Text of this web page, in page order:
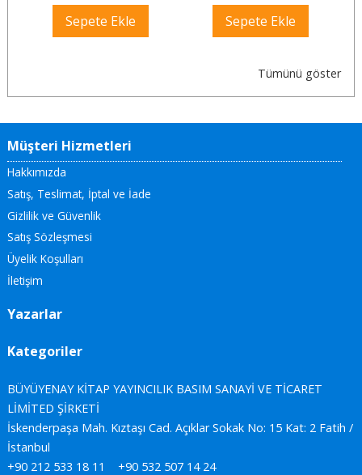
Sepete Ekle
Sepete Ekle
Tümünü göster
Müşteri Hizmetleri
Hakkımızda
Satış, Teslimat, İptal ve İade
Gizlilik ve Güvenlik
Satış Sözleşmesi
Üyelik Koşulları
İletişim
Yazarlar
Kategoriler
BÜYÜYENAY KİTAP YAYINCILIK BASIM SANAYİ VE TİCARET
LİMİTED ŞİRKETİ
İskenderpaşa Mah. Kıztaşı Cad. Açıklar Sokak No: 15 Kat: 2 Fatih /
İstanbul
+90 212 533 18 11
+90 532 507 14 24